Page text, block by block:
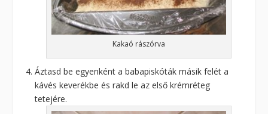
Kakaó rászórva
Áztasd be egyenként a babapiskóták másik felét a
kávés keverékbe és rakd le az első krémréteg
tetejére.